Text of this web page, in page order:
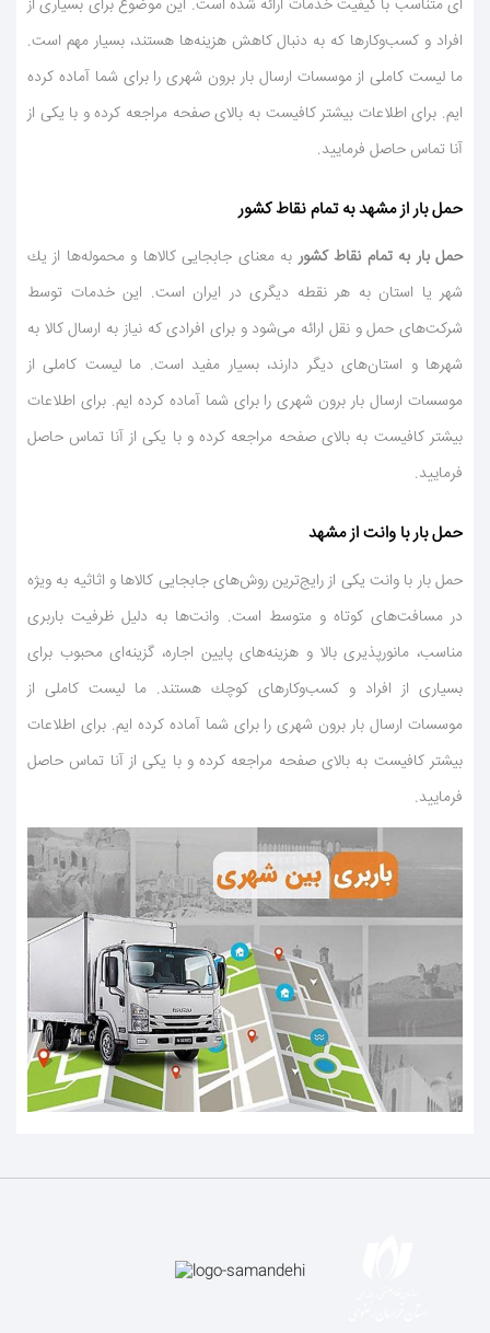
ای متناسب با كیفیت خدمات ارائه شده است. این موضوع برای بسیاری از
افراد و كسب‌وكارها كه به دنبال كاهش هزینه‌ها هستند، بسیار مهم است.
ما لیست كاملی از موسسات ارسال بار برون شهری را برای شما آماده كرده
ایم. برای اطلاعات بیشتر كافیست به بالای صفحه مراجعه كرده و با یكی از
آنا تماس حاصل فرمایید.
حمل بار از مشهد به تمام نقاط كشور
حمل بار به تمام نقاط كشوربه معنای جابجایی كالاها و محموله‌ها از یك
شهر یا استان به هر نقطه دیگری در ایران است. این خدمات توسط
شركت‌های حمل و نقل ارائه می‌شود و برای افرادی كه نیاز به ارسال كالا به
شهرها و استان‌های دیگر دارند، بسیار مفید است. ما لیست كاملی از
موسسات ارسال بار برون شهری را برای شما آماده كرده ایم. برای اطلاعات
بیشتر كافیست به بالای صفحه مراجعه كرده و با یكی از آنا تماس حاصل
فرمایید.
حمل بار با وانت از مشهد
حمل بار با وانت یكی از رایج‌ترین روش‌های جابجایی كالاها و اثاثیه به ویژه
در مسافت‌های كوتاه و متوسط است. وانت‌ها به دلیل ظرفیت باربری
مناسب، مانورپذیری بالا و هزینه‌های پایین اجاره، گزینه‌ای محبوب برای
بسیاری از افراد و كسب‌وكارهای كوچك هستند. ما لیست كاملی از
موسسات ارسال بار برون شهری را برای شما آماده كرده ایم. برای اطلاعات
بیشتر كافیست به بالای صفحه مراجعه كرده و با یكی از آنا تماس حاصل
فرمایید.